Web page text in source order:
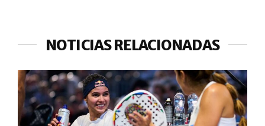
NOTICIAS RELACIONADAS